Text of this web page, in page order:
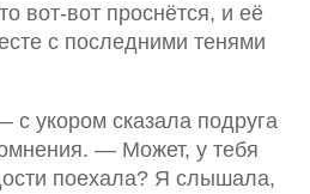
вот-вот проснётся, и её
с последними тенями
укором сказала подруга
— Может, у тебя
поехала? Я слышала,